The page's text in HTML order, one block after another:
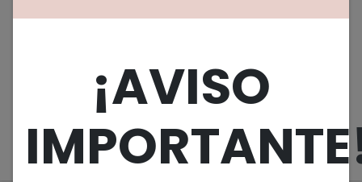
Edad
Próximos Eventos
¡AVISO